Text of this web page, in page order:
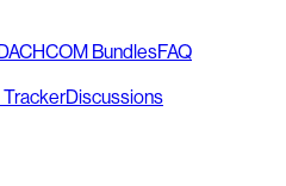
BundlesFAQ
TrackerDiscussions